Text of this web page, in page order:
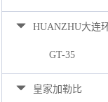
HUANZHU大连
GT-35
皇家加勒比